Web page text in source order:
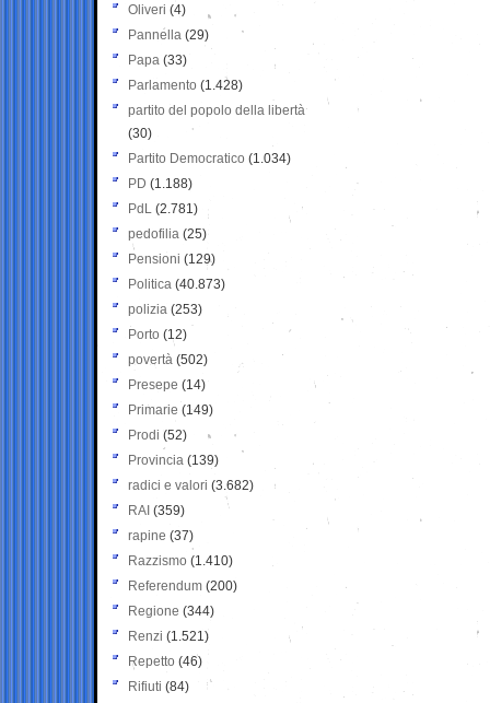
Oliveri (4)
Pannella (29)
Papa (33)
Parlamento (1.428)
partito del popolo della libertà
(30)
Partito Democratico (1.034)
PD (1.188)
PdL (2.781)
pedofilia (25)
Pensioni (129)
Politica (40.873)
polizia (253)
Porto (12)
povertà (502)
Presepe (14)
Primarie (149)
Prodi (52)
Provincia (139)
radici e valori (3.682)
RAI (359)
rapine (37)
Razzismo (1.410)
Referendum (200)
Regione (344)
Renzi (1.521)
Repetto (46)
Rifiuti (84)